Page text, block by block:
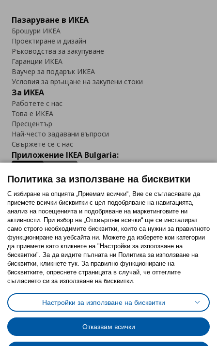
Пазаруване в ИКЕА
Брошури ИКЕА
Проектиране и дизайн
Ръководства за закупуване
Гаранции ИКЕА
Ваучер за подарък ИКЕА
Условия за връщане на закупени стоки
За ИКЕА
Работете с нас
Това е ИКЕА
Пресцентър
Най-често задавани въпроси
Свържете се с нас
Приложение IKEA Bulgaria:
Последвайте ни:
FacebookTwitterYoutubePinterestInstagram
Политика за използване на бисквитки (Cookies)
Избор на настройки за използване на бисквитки
Условия за ползване на ikea.bgОбща политика за личните данни
Политика за защита на личните данни на ikea.bg
Общи условия на програма IKEA Family
Политика за защита на лични данни на програма IKEA Family
Политика за използване на бисквитки
С избиране на опцията „Приемам всички“, Вие се съгласявате да
приемете всички бисквитки с цел подобряване на навигацията,
анализ на посещенията и подобряване на маркетинговите ни
активности. При избор на „Отхвърлям всички“ ще се инсталират
само строго необходимитe бисквитки, които са нужни за правилното
функциониране на уебсайта ни. Можете да изберете кои категории
да приемете като кликнете на "Настройки за използване на
бисквитки". За да видите пълната ни Политика за използване на
бисквитки, кликнете тук. За правилно функциониране на
бисквитките, опреснете страницата в случай, че оттеглите
съгласието си за използване на бисквитки.
Настройки за използване на бисквитки
Отказвам всички